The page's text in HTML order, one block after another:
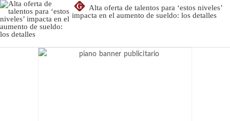
G
Alta oferta de talentos para ‘estos niveles’
impacta en el aumento de sueldo: los detalles